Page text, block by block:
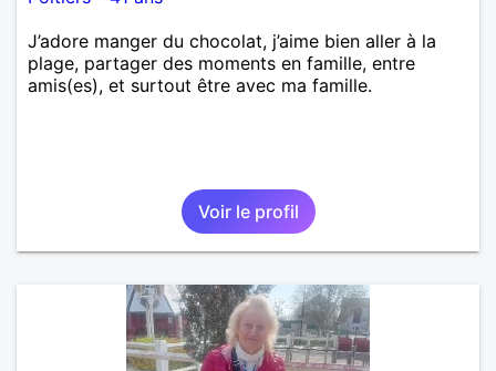
J’adore manger du chocolat, j’aime bien aller à la
plage, partager des moments en famille, entre
amis(es), et surtout être avec ma famille.
Voir le profil